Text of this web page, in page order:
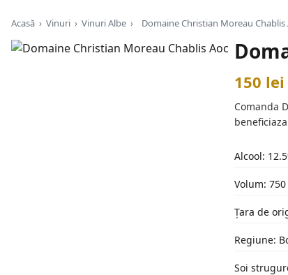
Acasă › Vinuri › Vinuri Albe › Domaine Christian Moreau Chablis
150 lei
Comanda
Alcool:
Volum:
Țara de
Regiune:
Soi